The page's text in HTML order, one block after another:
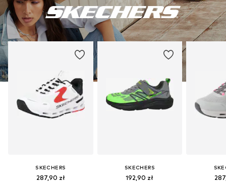
SKECHERS
287,90 zł
SKECHERS
192,90 zł